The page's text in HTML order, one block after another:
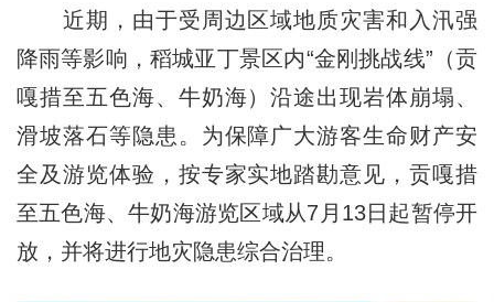
近期，由于受周边区域地质灾害和入汛强
降雨等影响，稻城亚丁景区内“金刚挑战线”（贡
嘎措至五色海、牛奶海）沿途出现岩体崩塌、
滑坡落石等隐患。为保障广大游客生命财产安
全及游览体验，按专家实地踏勘意见，贡嘎措
至五色海、牛奶海游览区域从7月13日起暂停开
放，并将进行地灾隐患综合治理。